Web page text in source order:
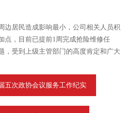
居民造成影响最小，公司相关人员积
点，目前已提前1周完成抢险维修任
，受到上级主管部门的高度肯定和广大
五次政协会议服务工作纪实